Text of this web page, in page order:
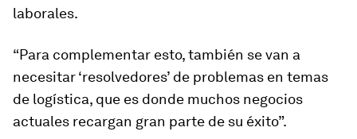
laborales.
“Para complementar esto, también se van a
necesitar ‘resolvedores’ de problemas en temas
de logística, que es donde muchos negocios
actuales recargan gran parte de su éxito”.